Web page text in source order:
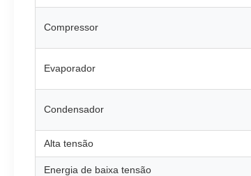
Compressor
Evaporador
Condensador
Alta tensão
Energia de baixa tensão